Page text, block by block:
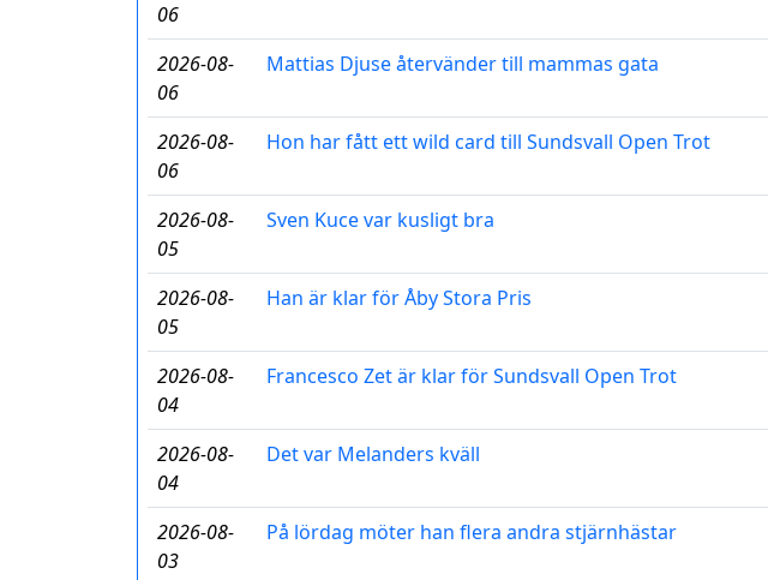
06
2026-08-
06
Mattias Djuse återvänder till mammas gata
2026-08-
06
Hon har fått ett wild card till Sundsvall Open Trot
2026-08-
05
Sven Kuce var kusligt bra
2026-08-
05
Han är klar för Åby Stora Pris
2026-08-
04
Francesco Zet är klar för Sundsvall Open Trot
2026-08-
04
Det var Melanders kväll
2026-08-
03
På lördag möter han flera andra stjärnhästar